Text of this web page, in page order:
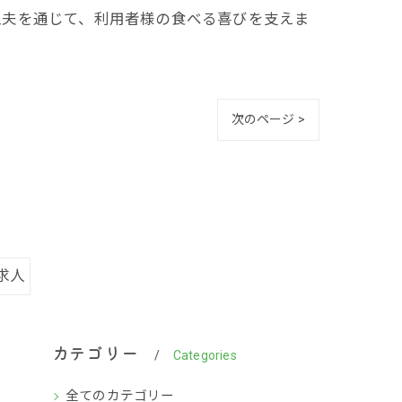
を通じて、利用者様の食べる喜びを支えま
次のページ >
人
カテゴリー Categories
全てのカテゴリー